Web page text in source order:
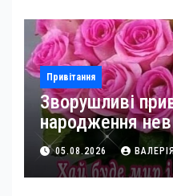
Привітання
Зворушливі
народження
05.08.2026